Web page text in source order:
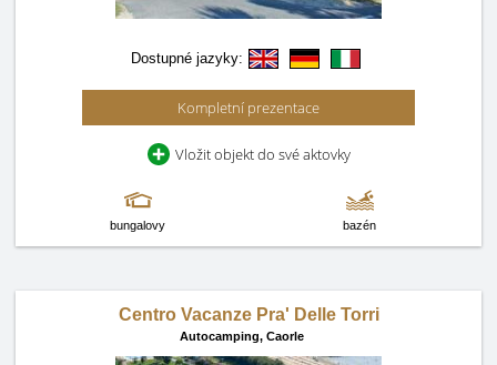
Dostupné jazyky:
Kompletní prezentace
Vložit objekt do své aktovky
bungalovy bazén
Centro Vacanze Pra' Delle Torri
Autocamping, Caorle